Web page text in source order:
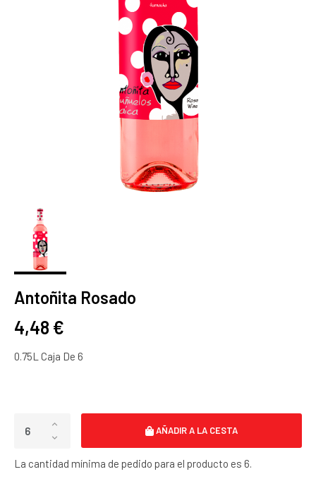
Antoñita Rosado
4,48 €
0.75L Caja De 6
AÑADIR A LA CESTA
La cantidad mínima de pedido para el producto es 6.